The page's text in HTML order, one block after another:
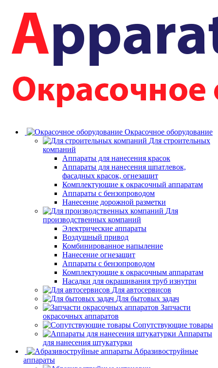
Окрасочное оборудование
Для строительных
компаний
Аппараты для нанесения красок
Аппараты для нанесения шпатлевок,
фасадных красок, огнезащит
Комплектующие к окрасочный аппаратам
Аппараты с бензопроводом
Нанесение дорожной разметки
Для
производственных компаний
Электрические аппараты
Воздушный привод
Комбинированное напыление
Нанесение огнезащит
Аппараты с бензопроводом
Комплектующие к окрасочным аппаратам
Насадки для окрашивания труб изнутри
Для автосервисов
Для бытовых задач
Запчасти
окрасочных аппаратов
Сопутствующие товары
Аппараты
для нанесения штукатурки
Aбразивоструйные
аппараты